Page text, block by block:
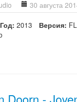
30 августа
Год: 2013 Версия: